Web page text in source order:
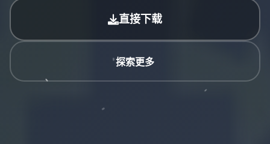
直接下载
探索更多